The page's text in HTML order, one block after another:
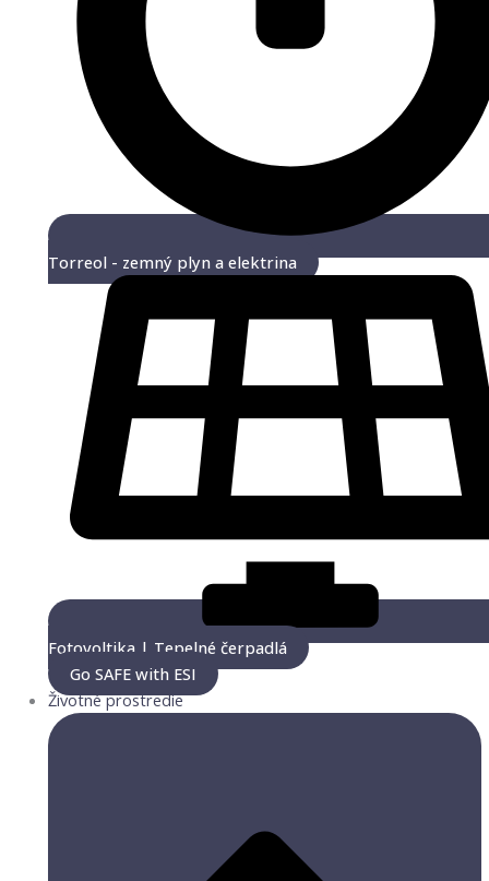
Torreol - zemný plyn a elektrina
Fotovoltika | Tepelné čerpadlá
Go SAFE with ESI
Životné prostredie